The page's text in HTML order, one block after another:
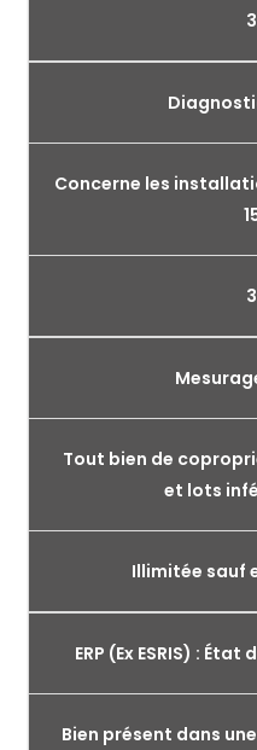
Concerne les
Tout bien de
et lots
Illimitée sauf
ERP (Ex ESRIS) :
Bien présent dans